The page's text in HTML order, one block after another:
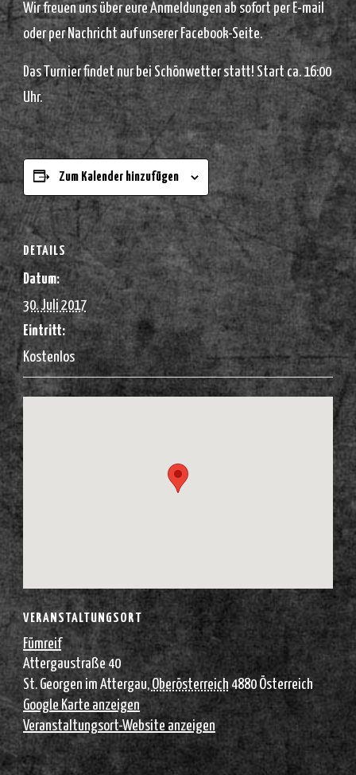
Wir freuen uns über eure Anmeldungen ab sofort per E-mail
oder per Nachricht auf unserer Facebook-Seite.
Das Turnier findet nur bei Schönwetter statt! Start ca. 16:00
Uhr.
Zum Kalender hinzufügen
DETAILS
Datum:
30. Juli 2017
Eintritt:
Kostenlos
VERANSTALTUNGSORT
Fümreif
Attergaustraße 40
St. Georgen im Attergau,Oberösterreich 4880 Österreich
Google Karte anzeigen
Veranstaltungsort-Website anzeigen